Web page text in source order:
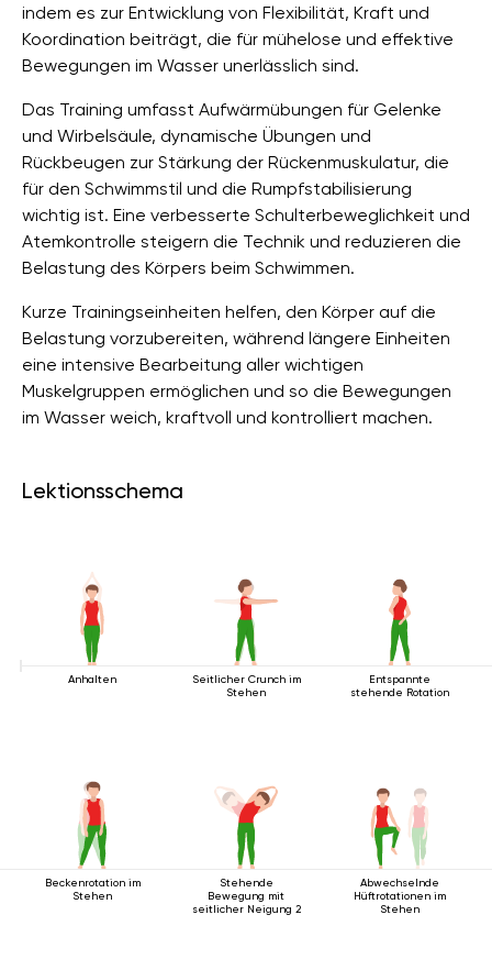
indem es zur Entwicklung von Flexibilität, Kraft und
Koordination beiträgt, die für mühelose und effektive
Bewegungen im Wasser unerlässlich sind.
Das Training umfasst Aufwärmübungen für Gelenke
und Wirbelsäule, dynamische Übungen und
Rückbeugen zur Stärkung der Rückenmuskulatur, die
für den Schwimmstil und die Rumpfstabilisierung
wichtig ist. Eine verbesserte Schulterbeweglichkeit und
Atemkontrolle steigern die Technik und reduzieren die
Belastung des Körpers beim Schwimmen.
Kurze Trainingseinheiten helfen, den Körper auf die
Belastung vorzubereiten, während längere Einheiten
eine intensive Bearbeitung aller wichtigen
Muskelgruppen ermöglichen und so die Bewegungen
im Wasser weich, kraftvoll und kontrolliert machen.
Lektionsschema
Anhalten
Seitlicher Crunch im
Stehen
Entspannte
stehende Rotation
Beckenrotation im
Stehen
Stehende
Bewegung mit
seitlicher Neigung 2
Abwechselnde
Hüftrotationen im
Stehen